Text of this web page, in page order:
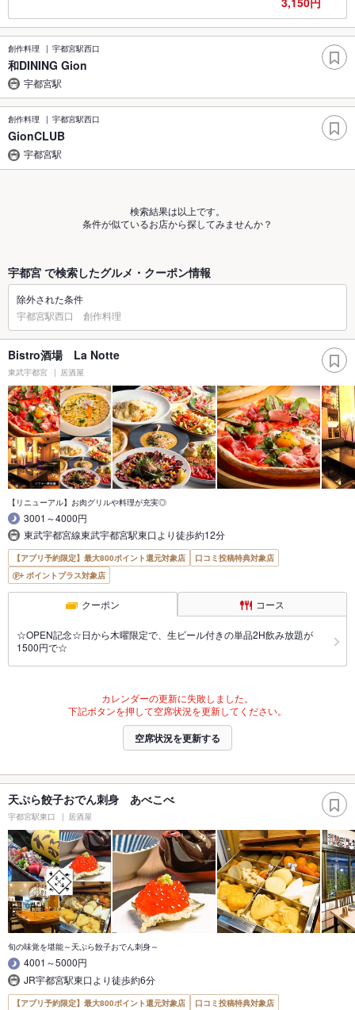
創作料理 宇都宮駅西口
和DINING Gion
宇都宮駅
創作料理 宇都宮駅西口
GionCLUB
宇都宮駅
検索結果は以上です。
条件が似ているお店から探してみませんか？
宇都宮 で検索したグルメ・クーポン情報
除外された条件
宇都宮駅西口 創作料理
Bistro酒場 La Notte
東武宇都宮 居酒屋
【リニューアル】お肉グリルや料理が充実◎
3001～4000円
東武宇都宮線東武宇都宮駅東口より徒歩約12分
【アプリ予約限定】最大800ポイント還元対象店
口コミ投稿特典対象店
ポイントプラス対象店
クーポン コース
☆OPEN記念☆日から木曜限定で、生ビール付きの単品2H飲み放題が
1500円で☆
カレンダーの更新に失敗しました。
下記ボタンを押して空席状況を更新してください。
空席状況を更新する
天ぷら餃子おでん刺身 あべこべ
宇都宮駅東口 居酒屋
旬の味覚を堪能～天ぷら餃子おでん刺身～
4001～5000円
JR宇都宮駅東口より徒歩約6分
【アプリ予約限定】最大800ポイント還元対象店
口コミ投稿特典対象店